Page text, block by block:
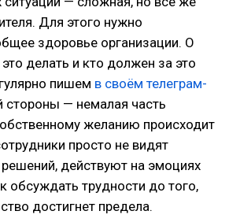
Для этого нужно
здоровье организации. О
делать и кто должен за это
пишем в своём телеграм-
стороны — немалая часть
желанию происходит
просто не видят
решений, действуют на эмоциях
обсуждать трудности до того,
достигнет предела.